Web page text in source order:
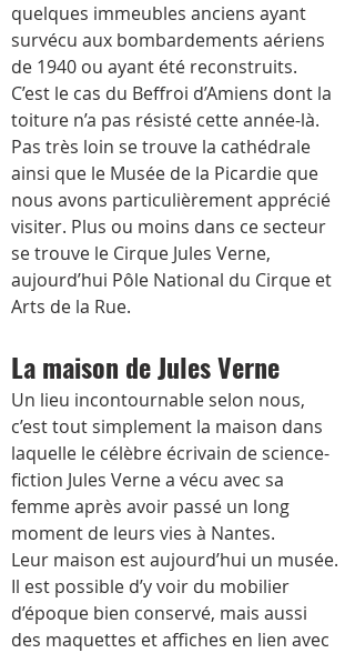
quelques immeubles anciens ayant
survécu aux bombardements aériens
de 1940 ou ayant été reconstruits.
C’est le cas du Beffroi d’Amiens dont la
toiture n’a pas résisté cette année-là.
Pas très loin se trouve la cathédrale
ainsi que le Musée de la Picardie que
nous avons particulièrement apprécié
visiter. Plus ou moins dans ce secteur
se trouve le Cirque Jules Verne,
aujourd’hui Pôle National du Cirque et
Arts de la Rue.
La maison de Jules Verne
Un lieu incontournable selon nous,
c’est tout simplement la maison dans
laquelle le célèbre écrivain de science-
fiction Jules Verne a vécu avec sa
femme après avoir passé un long
moment de leurs vies à Nantes.
Leur maison est aujourd’hui un musée.
Il est possible d’y voir du mobilier
d’époque bien conservé, mais aussi
des maquettes et affiches en lien avec